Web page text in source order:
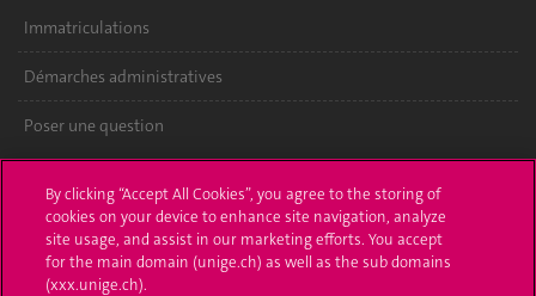
Immatriculations
Démarches administratives
Poser une question
UNIGE Mobile
Médias
By clicking “Accept All Cookies”, you agree to the storing of
cookies on your device to enhance site navigation, analyze
site usage, and assist in our marketing efforts. You accept
for the main domain (unige.ch) as well as the sub domains
(xxx.unige.ch).